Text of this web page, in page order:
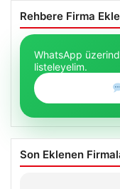
Rehbere Firma Ekle
WhatsApp
listeleyelim.
Son Eklenen